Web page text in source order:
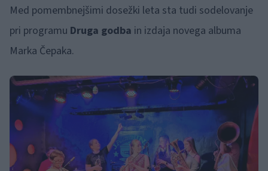
Med pomembnejšimi dosežki leta sta tudi sodelovanje
pri programu Druga godba in izdaja novega albuma
Marka Čepaka.